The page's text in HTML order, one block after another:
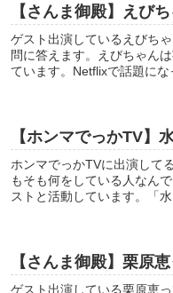
【さんま御殿】えび
ゲスト出演しているえびち
問に答えます。えびちゃん
ています。Netflixで話題に
【ホンマでっかTV】
ホンマでっかTVに出演して
もそも何をしている人なん
ストと活動しています。「
【さんま御殿】栗原
ゲスト出演している栗原恵